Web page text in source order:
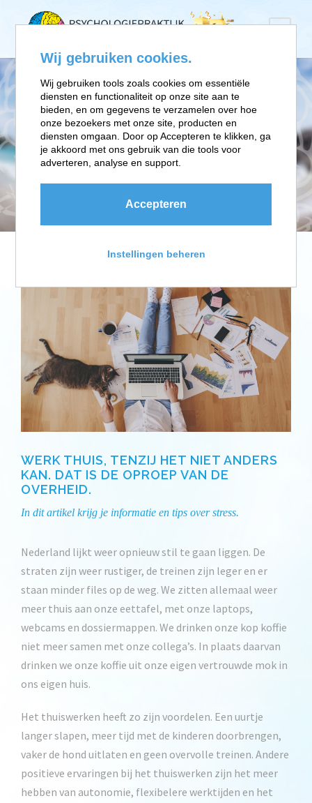
Werk thuis tenzij,
het niet anders kan.
Dat is de oproep
van de overheid.
WERK THUIS, TENZIJ HET NIET ANDERS
KAN. DAT IS DE OPROEP VAN DE
OVERHEID.
In dit artikel krijg je informatie en tips over stress.
Nederland lijkt weer opnieuw stil te gaan liggen. De
straten zijn weer rustiger, de treinen zijn leger en er
staan minder files op de weg. We zitten allemaal weer
meer thuis aan onze eettafel, met onze laptops,
webcams en dossiermappen. We drinken onze kop koffie
niet meer samen met onze collega’s. In plaats daarvan
drinken we onze koffie uit onze eigen vertrouwde mok in
ons eigen huis.
Het thuiswerken heeft zo zijn voordelen. Een uurtje
langer slapen, meer tijd met de kinderen doorbrengen,
vaker de hond uitlaten en geen overvolle treinen. Andere
positieve ervaringen bij het thuiswerken zijn het meer
hebben van autonomie, flexibelere werktijden en het
Wij gebruiken cookies.
Wij gebruiken tools zoals cookies om essentiële
diensten en functionaliteit op onze site aan te
bieden, en om gegevens te verzamelen over hoe
onze bezoekers met onze site, producten en
diensten omgaan. Door op Accepteren te klikken, ga
je akkoord met ons gebruik van die tools voor
adverteren, analyse en support.
Accepteren
Instellingen beheren